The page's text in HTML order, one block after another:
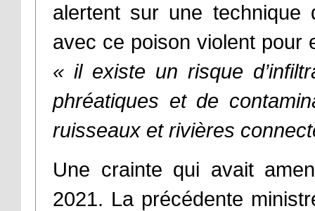
alertent sur une
avec ce poison violent pour
« il existe un risque
phréatiques et de
ruisseaux et rivières
Une crainte qui avait
2021. La précédente